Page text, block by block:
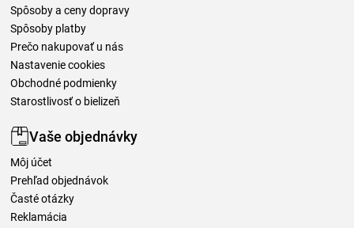
Spôsoby a ceny dopravy
Spôsoby platby
Prečo nakupovať u nás
Nastavenie cookies
Obchodné podmienky
Starostlivosť o bielizeň
Vaše objednávky
Môj účet
Prehľad objednávok
Časté otázky
Reklamácia